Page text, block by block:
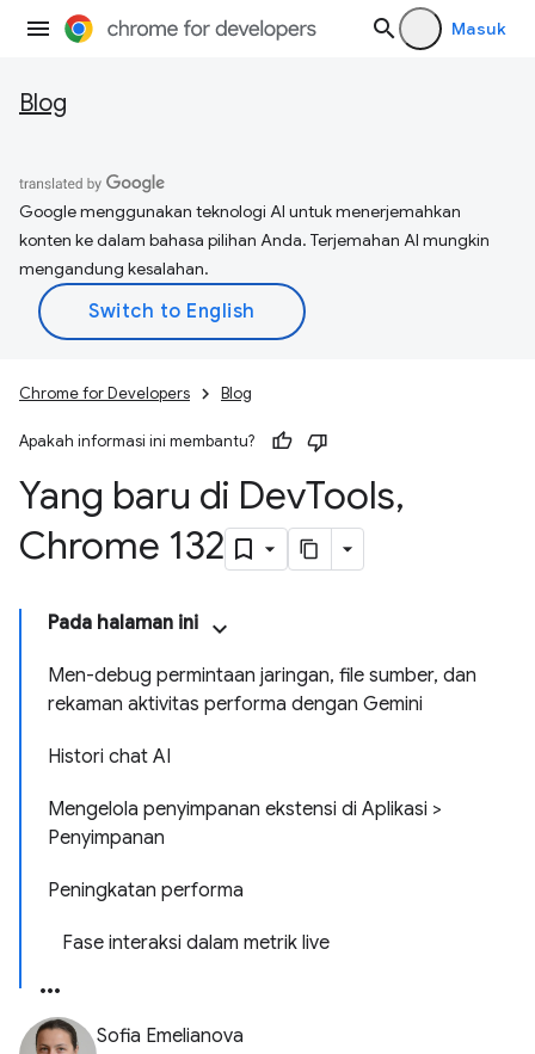
Masuk
Blog
Google menggunakan teknologi AI untuk menerjemahkan
konten ke dalam bahasa pilihan Anda. Terjemahan AI mungkin
mengandung kesalahan.
Chrome for Developers Blog
Apakah informasi ini membantu?
Yang baru di DevTools,
Chrome 132
Pada halaman ini
Men-debug permintaan jaringan, file sumber, dan
rekaman aktivitas performa dengan Gemini
Histori chat AI
Mengelola penyimpanan ekstensi di Aplikasi >
Penyimpanan
Peningkatan performa
Fase interaksi dalam metrik live
Sofia Emelianova